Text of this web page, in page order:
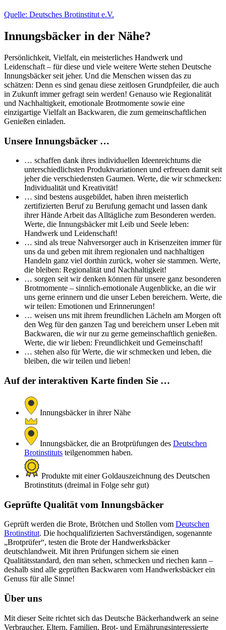
Quelle: Deutsches Brotinstitut e.V.
Innungsbäcker in der Nähe?
Persönlichkeit, Vielfalt, ein meisterliches Handwerk und
Leidenschaft – für diese und viele weitere Werte stehen Deutsche
Innungsbäcker seit jeher. Und die Menschen wissen das zu
schätzen: Denn es sind genau diese zeitlosen Grundpfeiler, die auch
in Zukunft immer gefragt sein werden! Genauso wie Regionalität
und Nachhaltigkeit, emotionale Brotmomente sowie eine
einzigartige Vielfalt an Backwaren, die zum gemeinschaftlichen
Genießen einladen.
Unsere Innungsbäcker …
… schaffen dank ihres individuellen Ideenreichtums die
unterschiedlichsten Produktvariationen und erfreuen damit seit
jeher die verschiedensten Gaumen. Werte, die wir schmecken:
Individualität und Kreativität!
… sind bestens ausgebildet, haben ihren meisterlich
zertifizierten Beruf zu Berufung gemacht und lassen dank
ihrer Hände Arbeit das Alltägliche zum Besonderen werden.
Werte, die Innungsbäcker mit Leib und Seele leben:
Handwerk und Leidenschaft!
… sind als treue Nahversorger auch in Krisenzeiten immer für
uns da und geben mit ihrem regionalen und nachhaltigen
Handeln ganz viel dorthin zurück, woher sie stammen. Werte,
die bleiben: Regionalität und Nachhaltigkeit!
… sorgen seit wir denken können für unsere ganz besonderen
Brotmomente – sinnlich-emotionale Augenblicke, an die wir
uns gerne erinnern und die unser Leben bereichern. Werte, die
wir teilen: Emotionen und Erinnerungen!
… weisen uns mit ihrem freundlichen Lächeln am Morgen oft
den Weg für den ganzen Tag und bereichern unser Leben mit
Backwaren, die wir nur zu gerne gemeinschaftlich genießen.
Werte, die wir lieben: Freundlichkeit und Gemeinschaft!
… stehen also für Werte, die wir schmecken und leben, die
bleiben, die wir teilen und lieben!
Auf der interaktiven Karte finden Sie …
Innungsbäcker in ihrer Nähe
Innungsbäcker, die an Brotprüfungen des Deutschen
Brotinstituts teilgenommen haben.
Produkte mit einer Goldauszeichnung des Deutschen
Brotinstituts (dreimal in Folge sehr gut)
Geprüfte Qualität vom Innungsbäcker
Geprüft werden die Brote, Brötchen und Stollen vom Deutschen
Brotinstitut. Die hochqualifizierten Sachverständigen, sogenannte
„Brotprüfer“, testen die Brote der Handwerksbäcker
deutschlandweit. Mit ihren Prüfungen sichern sie einen
Qualitätsstandard, den man sehen, schmecken und riechen kann –
deshalb sind alle geprüften Backwaren vom Handwerksbäcker ein
Genuss für alle Sinne!
Über uns
Mit dieser Seite richtet sich das Deutsche Bäckerhandwerk an seine
Verbraucher. Eltern, Familien, Brot- und Ernährungsinteressierte